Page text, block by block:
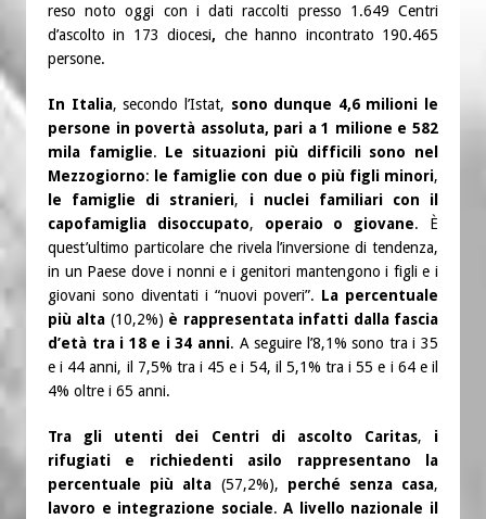
reso noto oggi con i dati raccolti presso 1.649 Centri
d’ascolto in 173 diocesi, che hanno incontrato 190.465
persone.
In Italia, secondo l’Istat, sono dunque 4,6 milioni le
persone in povertà assoluta, pari a 1 milione e 582
mila famiglie. Le situazioni più difficili sono nel
Mezzogiorno: le famiglie con due o più figli minori,
le famiglie di stranieri, i nuclei familiari con il
capofamiglia disoccupato, operaio o giovane. È
quest’ultimo particolare che rivela l’inversione di tendenza,
in un Paese dove i nonni e i genitori mantengono i figli e i
giovani sono diventati i “nuovi poveri”. La percentuale
più alta (10,2%) è rappresentata infatti dalla fascia
d’età tra i 18 e i 34 anni. A seguire l’8,1% sono tra i 35
e i 44 anni, il 7,5% tra i 45 e i 54, il 5,1% tra i 55 e i 64 e il
4% oltre i 65 anni.
Tra gli utenti dei Centri di ascolto Caritas, i
rifugiati e richiedenti asilo rappresentano la
percentuale più alta (57,2%), perché senza casa,
lavoro e integrazione sociale.A livello nazionale il